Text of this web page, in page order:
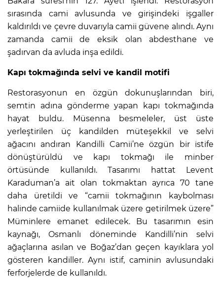
sırasında cami avlusunda ve girişindeki işgaller
kaldırıldı ve çevre duvarıyla camii güvene alındı. Aynı
zamanda camii de eksik olan abdesthane ve
şadırvan da avluda inşa edildi.
Kapı tokmağında selvi ve kandil motifi
Restorasyonun en özgün dokunuşlarından biri,
semtin adına gönderme yapan kapı tokmağında
hayat buldu. Müsenna besmeleler, üst üste
yerleştirilen üç kandilden müteşekkil ve selvi
ağacını andıran Kandilli Camii’ne özgün bir istife
dönüştürüldü ve kapı tokmağı ile minber
örtüsünde kullanıldı. Tasarımı hattat Levent
Karaduman’a ait olan tokmaktan ayrıca 70 tane
daha üretildi ve “camii tokmağının kaybolması
halinde camiide kullanılmak üzere getirilmek üzere”
Müminlere emanet edilecek. Bu tasarımın esin
kaynağı, Osmanlı döneminde Kandilli’nin selvi
ağaçlarına asılan ve Boğaz’dan geçen kayıklara yol
gösteren kandiller. Aynı istif, caminin avlusundaki
ferforjelerde de kullanıldı.